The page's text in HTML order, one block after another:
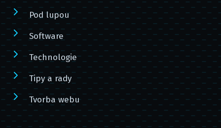
Pod lupou
Software
Technologie
Tipy a rady
Tvorba webu